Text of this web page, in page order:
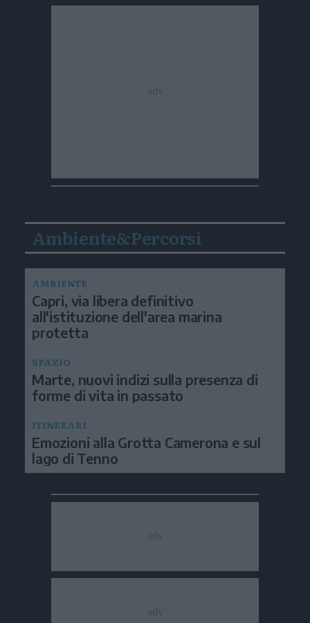
Ambiente&Percorsi
AMBIENTE
Capri, via libera definitivo
all'istituzione dell'area marina
protetta
SPAZIO
Marte, nuovi indizi sulla presenza di
forme di vita in passato
ITINERARI
Emozioni alla Grotta Camerona e sul
lago di Tenno